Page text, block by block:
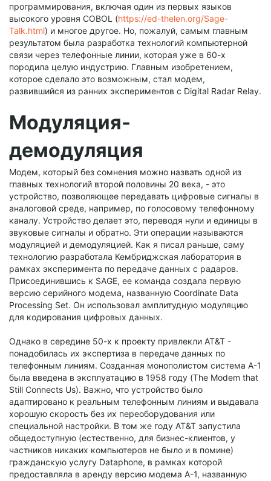
программирования, включая один из первых языков
высокого уровня COBOL (https://ed-thelen.org/Sage-
Talk.html) и многое другое. Но, пожалуй, самым главным
результатом была разработка технологий компьютерной
связи через телефонные линии, которая уже в 60-х
породила целую индустрию. Главным изобретением,
которое сделало это возможным, стал модем,
развившийся из ранних экспериментов с Digital Radar Relay.
Модуляция-
демодуляция
Модем, который без сомнения можно назвать одной из
главных технологий второй половины 20 века, - это
устройство, позволяющее передавать цифровые сигналы в
аналоговой среде, например, по голосовому телефонному
каналу. Устройство делает это, переводя нули и единицы в
звуковые сигналы и обратно. Эти операции называются
модуляцией и демодуляцией. Как я писал раньше, саму
технологию разработала Кембриджская лаборатория в
рамках эксперимента по передаче данных с радаров.
Присоединившись к SAGE, ее команда создала первую
версию серийного модема, названную Coordinate Data
Processing Set. Он использовал амплитудную модуляцию
для кодирования цифровых данных.
Однако в середине 50-х к проекту привлекли AT&T -
понадобилась их экспертиза в передаче данных по
телефонным линиям. Созданная монополистом система A-1
была введена в эксплуатацию в 1958 году (The Modem that
Still Connects Us). Важно, что устройство было
адаптировано к реальным телефонным линиям и выдавала
хорошую скорость без их переоборудования или
специальной настройки. В том же году AT&T запустила
общедоступную (естественно, для бизнес-клиентов, у
частников никаких компьютеров не было и в помине)
гражданскую услугу Dataphone, в рамках которой
предоставляла в аренду версию модема A-1, названную